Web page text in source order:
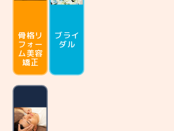
骨格リ
フォー
ム美容
矯正
ブライ
ダル